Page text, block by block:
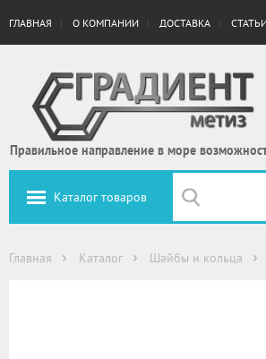
ГЛАВНАЯ О КОМПАНИИ ДОСТАВКА
Правильное направление в море
Каталог товаров
Главная Каталог Шайбы и кольца